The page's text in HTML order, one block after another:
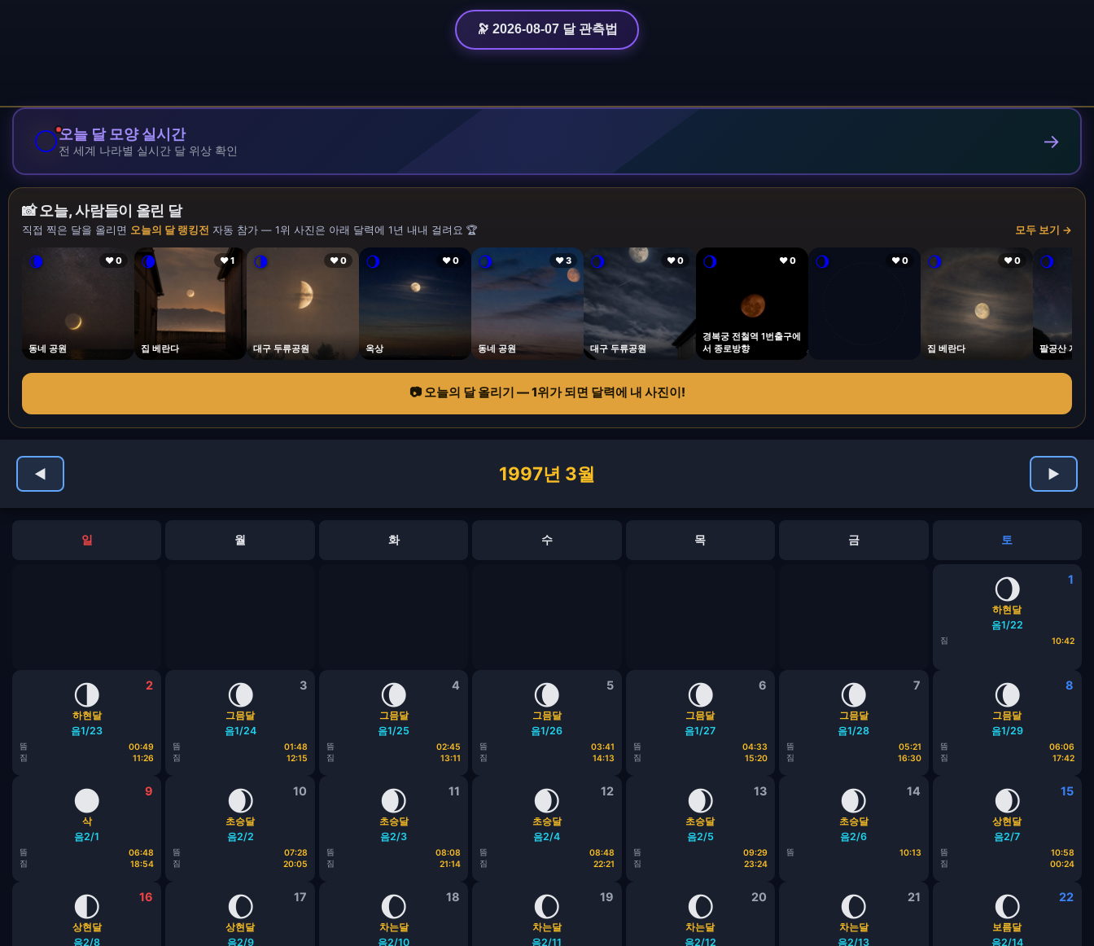
🔭 2026-08-07 달 관측법
🌕오늘 달 모양 실시간
전 세계 나라별 실시간 달 위상 확인 →
📸 오늘, 사람들이 올린 달
직접 찍은 달을 올리면 오늘의 달 랭킹전 자동 참가 — 1위 사진은 아래 달력에 1년 내내 걸려요 🏆 모두 보기 →
🌘 ❤ 0
동네 공원
🌘 ❤ 1
집 베란다
🌗 ❤ 0
대구 두류공원
🌖 ❤ 0
옥상
🌖 ❤ 3
동네 공원
🌖 ❤ 0
대구 두류공원
🌖 ❤ 0
경복궁 전철역 1번출구에
서 종로방향
🌖 ❤ 0 🌖 ❤ 0
집 베란다
🌖
팔공산 자락
📷 오늘의 달 올리기 — 1위가 되면 달력에 내 사진이!
◀ 1997년 3월 ▶
일 월 화 수 목 금 토
1
🌖
하현달
음1/22
짐 10:42
2
🌗
하현달
음1/23
뜸
00:49
짐
11:26
3
🌘
그믐달
음1/24
뜸
01:48
짐
12:15
4
🌘
그믐달
음1/25
뜸
02:45
짐
13:11
5
🌘
그믐달
음1/26
뜸
03:41
짐
14:13
6
🌘
그믐달
음1/27
뜸
04:33
짐
15:20
7
🌘
그믐달
음1/28
뜸
05:21
짐
16:30
8
🌘
그믐달
음1/29
뜸
06:06
짐
17:42
9
🌑
삭
음2/1
뜸
06:48
짐
18:54
10
🌒
초승달
음2/2
뜸
07:28
짐
20:05
11
🌒
초승달
음2/3
뜸
08:08
짐
21:14
12
🌒
초승달
음2/4
뜸
08:48
짐
22:21
13
🌒
초승달
음2/5
뜸
09:29
짐
23:24
14
🌒
초승달
음2/6
뜸 10:13
15
🌒
상현달
음2/7
뜸
10:58
짐
00:24
16
🌓
상현달
음2/8
17
🌔
상현달
음2/9
18
🌔
차는달
음2/10
19
🌔
차는달
음2/11
20
🌔
차는달
음2/12
21
🌔
차는달
음2/13
22
🌔
보름달
음2/14